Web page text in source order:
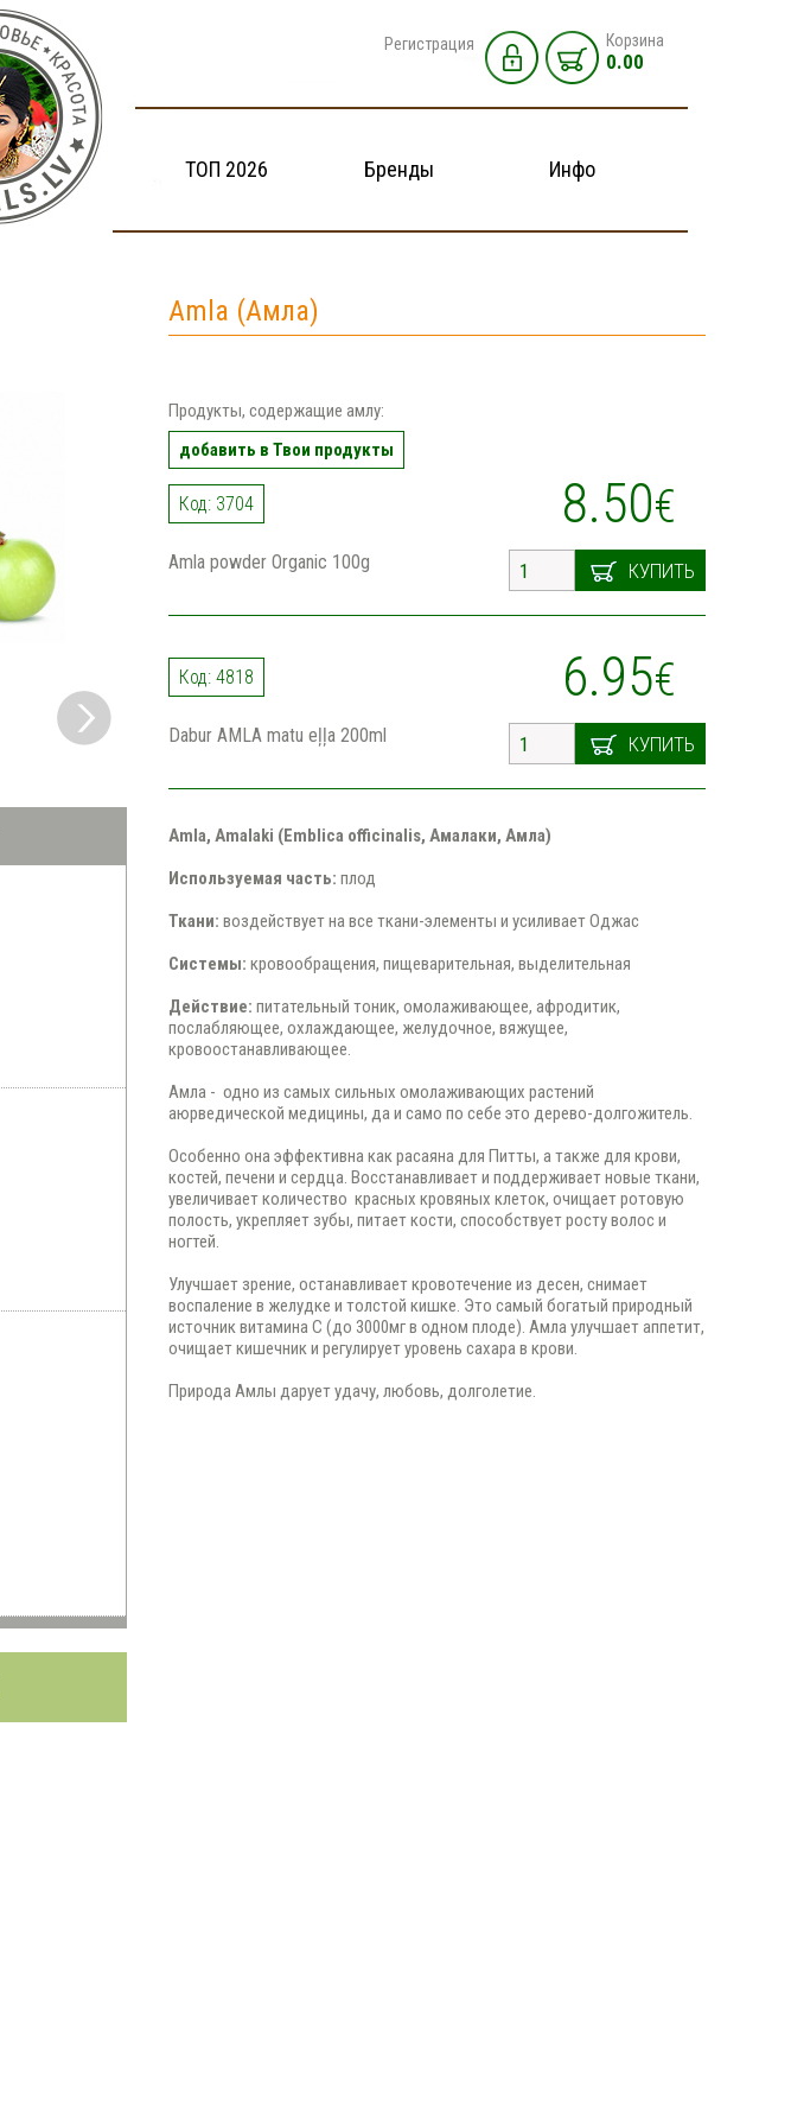
Регистрация Корзина
0.00
ТОП 2026 Бренды Инфо
Amla (Амла)
Продукты, содержащие амлу:
добавить в Твои продукты
Код: 3704 8.50€
КУПИТЬ
Amla powder Organic 100g
Код: 4818 6.95€
КУПИТЬ
Dabur AMLA matu eļļa 200ml
Amla, Amalaki (Emblica officinalis, Амалаки, Амла)
Используемая часть: плод
Ткани: воздействует на все ткани-элементы и усиливает Оджас
Системы: кровообращения, пищеварительная, выделительная
Действие: питательный тоник, омолаживающее, афродитик,
послабляющее, охлаждающее, желудочное, вяжущее,
кровоостанавливающее.
Амла - одно из самых сильных омолаживающих растений
аюрведической медицины, да и само по себе это дерево-долгожитель.
Особенно она эффективна как расаяна для Питты, а также для крови,
костей, печени и сердца. Восстанавливает и поддерживает новые ткани,
увеличивает количество красных кровяных клеток, очищает ротовую
полость, укрепляет зубы, питает кости, способствует росту волос и
ногтей.
Улучшает зрение, останавливает кровотечение из десен, снимает
воспаление в желудке и толстой кишке. Это самый богатый природный
источник витамина С (до 3000мг в одном плоде). Амла улучшает аппетит,
очищает кишечник и регулирует уровень сахара в крови.
Природа Амлы дарует удачу, любовь, долголетие.